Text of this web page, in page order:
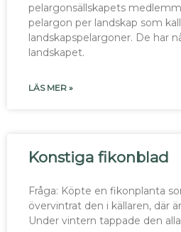
pelargonsällskapets
pelargon per landskap som
landskapspelargoner. De har
landskapet.
LÄS MER »
Konstiga fikonblad
Fråga: Köpte en fikonplanta
övervintrat den i källaren, där
Under vintern tappade den